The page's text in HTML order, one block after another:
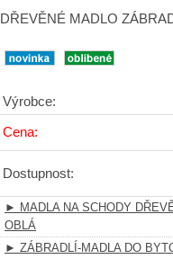
DŘEVĚNÉ MADLO
Výrobce:
Cena:
Dostupnost:
► MADLA NA SCHODY
OBLÁ
► ZÁBRADLÍ-MADLA DO